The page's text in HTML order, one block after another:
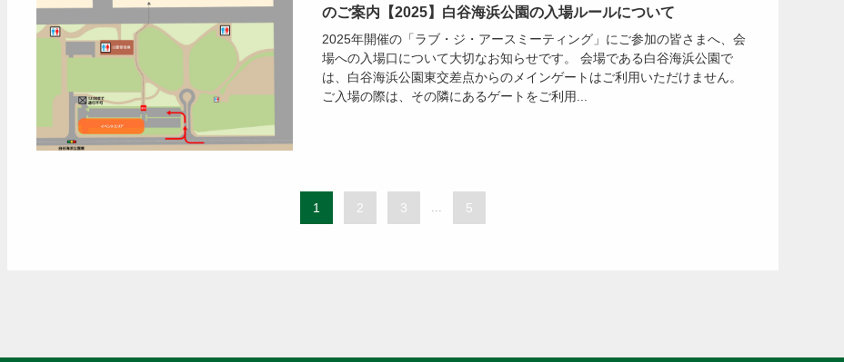
のご案内【2025】白谷海浜公園の入場ルールについて
2025年開催の「ラブ・ジ・アースミーティング」にご参加の皆さまへ、会
場への入場口について大切なお知らせです。 会場である白谷海浜公園で
は、白谷海浜公園東交差点からのメインゲートはご利用いただけません。
ご入場の際は、その隣にあるゲートをご利用...
1 2 3 ... 5